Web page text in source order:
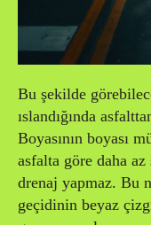
Bu şekilde
ıslandığında
Boyasının boyası
asfalta göre daha
drenaj yapmaz. Bu
geçidinin beyaz